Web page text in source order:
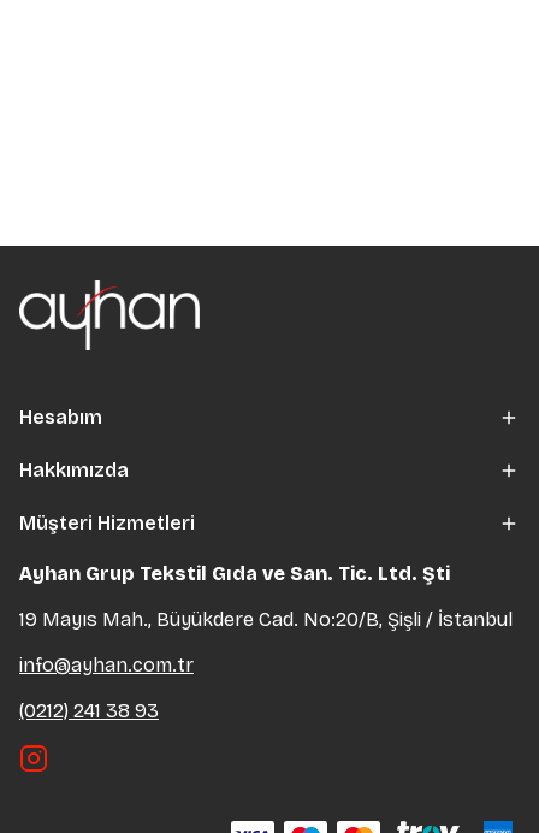
Hesabım
Hakkımızda
Müşteri Hizmetleri
Ayhan Grup Tekstil Gıda ve San. Tic. Ltd. Şti
19 Mayıs Mah., Büyükdere Cad. No:20/B, Şişli / İstanbul
info@ayhan.com.tr
(0212) 241 38 93